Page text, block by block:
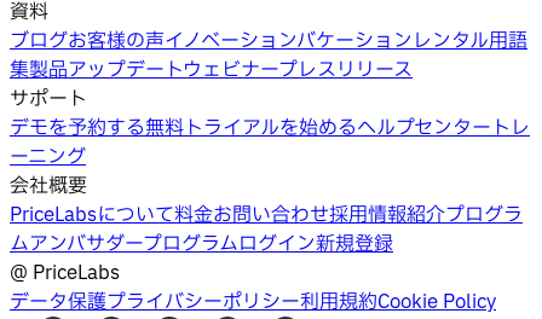
資料
ブログお客様の声イノベーションバケーションレンタル用語
集製品アップデートウェビナープレスリリース
サポート
デモを予約する無料トライアルを始めるヘルプセンタートレ
ーニング
会社概要
PriceLabsについて料金お問い合わせ採用情報紹介プログラ
ムアンバサダープログラムログイン新規登録
@ PriceLabs
データ保護プライバシーポリシー利用規約Cookie Policy